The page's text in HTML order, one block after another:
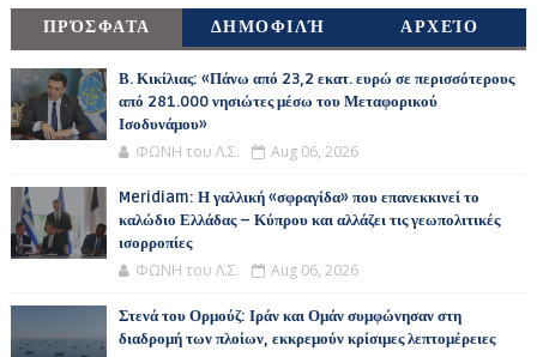
ΠΡΌΣΦΑΤΑ ΔΗΜΟΦΙΛΉ ΑΡΧΕΊΟ
Β. Κικίλιας: «Πάνω από 23,2 εκατ. ευρώ σε περισσότερους
από 281.000 νησιώτες μέσω του Μεταφορικού
Ισοδυνάμου»
ΦΩΝΗ του Λ.Σ. Aug 06, 2026
Meridiam: Η γαλλική «σφραγίδα» που επανεκκινεί το
καλώδιο Ελλάδας – Κύπρου και αλλάζει τις γεωπολιτικές
ισορροπίες
ΦΩΝΗ του Λ.Σ. Aug 06, 2026
Στενά του Ορμούζ: Ιράν και Ομάν συμφώνησαν στη
διαδρομή των πλοίων, εκκρεμούν κρίσιμες λεπτομέρειες